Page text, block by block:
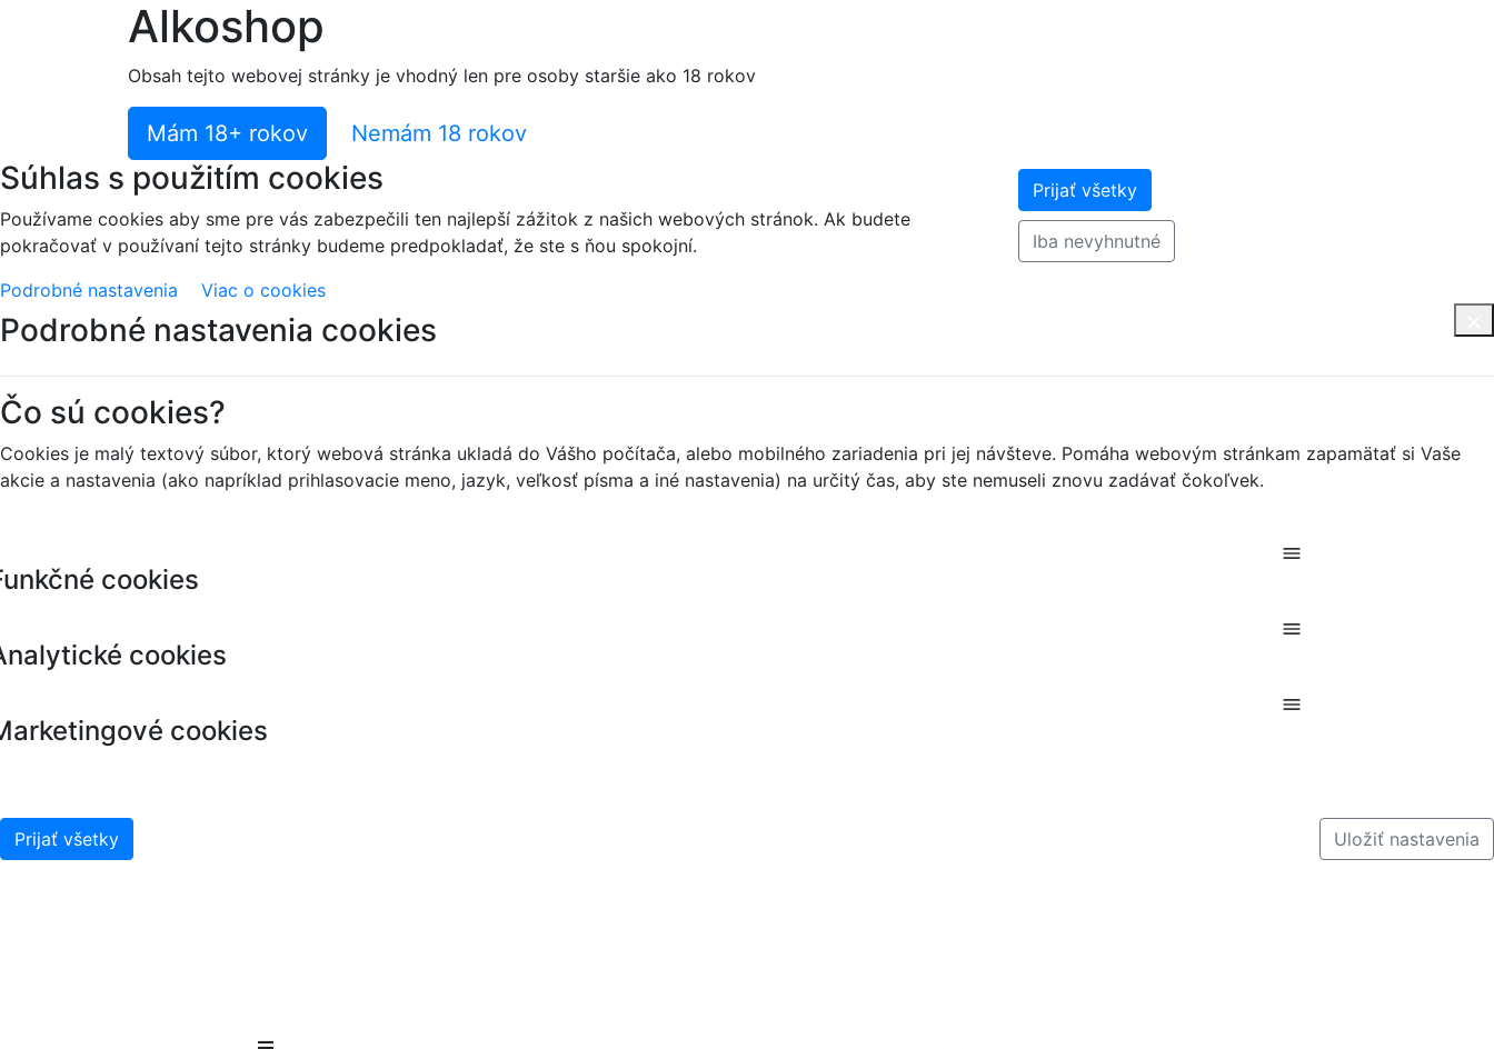
Alkoshop
Obsah tejto webovej stránky je vhodný len pre osoby staršie ako 18 rokov
Mám 18+ rokov Nemám 18 rokov
Súhlas s použitím cookies
Používame cookies aby sme pre vás zabezpečili ten najlepší zážitok z našich webových stránok. Ak budete
pokračovať v používaní tejto stránky budeme predpokladať, že ste s ňou spokojní.
Podrobné nastavenia
Viac o cookies
Prijať všetky
Iba nevyhnutné
Podrobné nastavenia cookies
Čo sú cookies?
Cookies je malý textový súbor, ktorý webová stránka ukladá do Vášho počítača, alebo mobilného zariadenia pri jej návšteve. Pomáha webovým stránkam zapamätať si Vaše
akcie a nastavenia (ako napríklad prihlasovacie meno, jazyk, veľkosť písma a iné nastavenia) na určitý čas, aby ste nemuseli znovu zadávať čokoľvek.
cookies
cookies
cookies
Prijať všetky Uložiť nastavenia